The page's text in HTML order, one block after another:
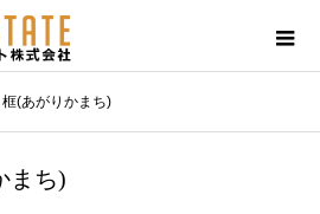
(あがりかまち)
まち)